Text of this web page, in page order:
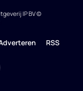
IP BV ©
RSS